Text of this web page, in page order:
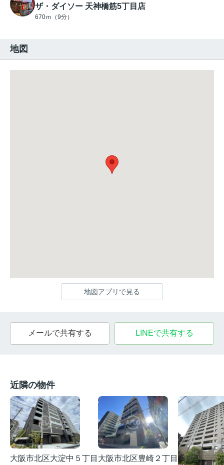
ザ・ダイソー 天神橋筋5丁目店
670ｍ（9分）
地図
地図アプリで見る
メールで共有する LINEで共有する
近隣の物件
大阪市北区大淀中５丁目 大阪市北区豊崎２丁目